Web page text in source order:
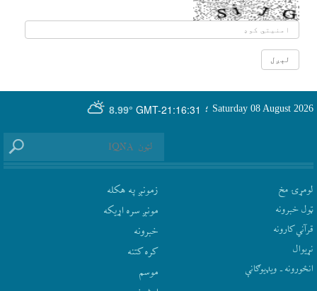
GMT-21:16:31
8.99° Saturday 08 August 2026 ؛
لومړۍ مخ
ټول خبرونه
قرآني کارونه
نړيوال
انځورونه ـ ویډیوګانې
زمونږ په هکله
مونږ سره اړيکه
‫خبرونه
کره کتنه
موسم